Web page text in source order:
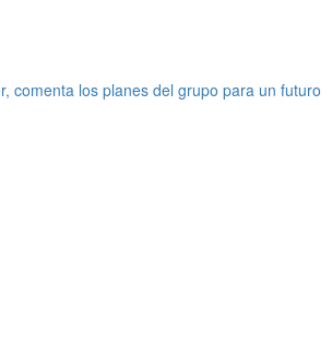
comenta los planes del grupo para un futuro